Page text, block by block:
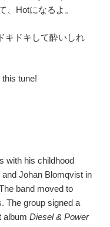
、Hotになるよ。
キドキして酔いしれ
this tune!
with his childhood
Johan Blomqvist in
band moved to
The group signed a
album Diesel & Power